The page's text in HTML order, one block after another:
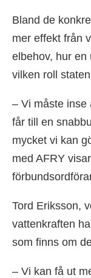
Bland de
mer effekt från
elbehov, hur en
vilken roll
– Vi måste inse
får till en
mycket vi kan
med AFRY
Tord Eriksson,
vattenkraften
som finns om
– Vi kan få ut